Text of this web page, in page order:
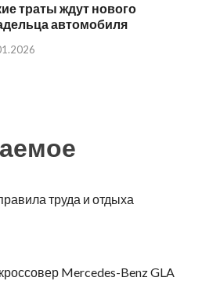
траты ждут нового
автомобиля
труда и отдыха
Mercedes-Benz GLA